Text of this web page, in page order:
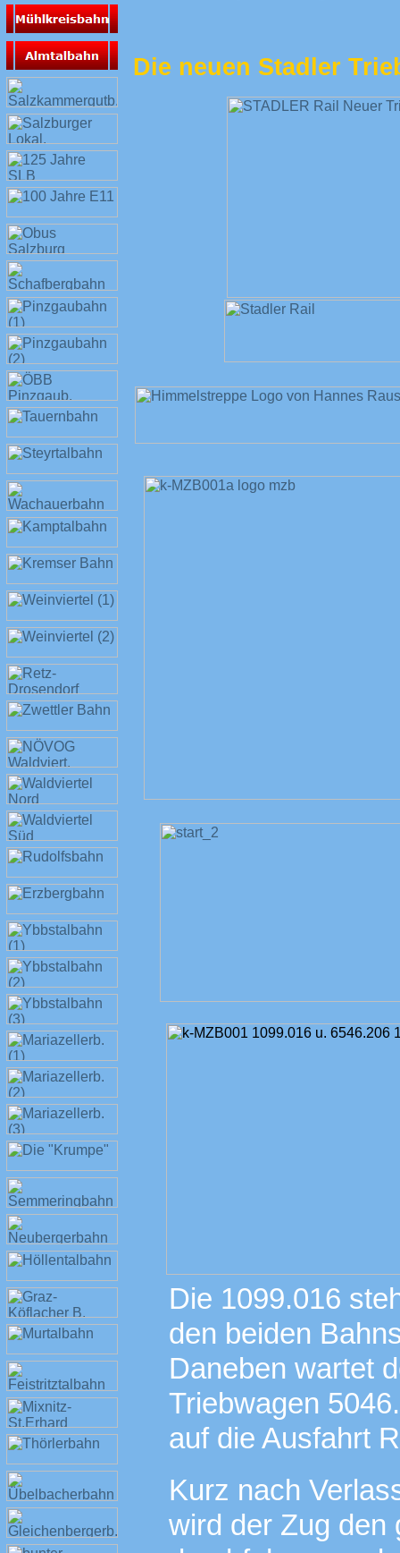
Die neuen Stadler
Die 1099.016
den beiden
Daneben wartet
Triebwagen
auf die Ausfahrt
Kurz nach
wird der Zug den